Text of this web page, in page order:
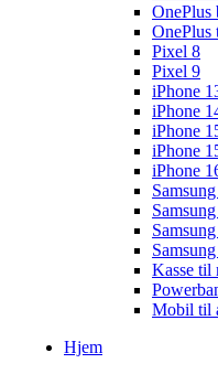
OnePlus
OnePlus
Pixel 8
Pixel 9
iPhone
iPhone
iPhone
iPhone
iPhone
Kasse til
Mobil til
Hjem